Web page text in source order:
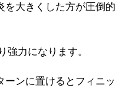
を大きくした方が圧倒的
力になります。
ンに置けるとフィニッ